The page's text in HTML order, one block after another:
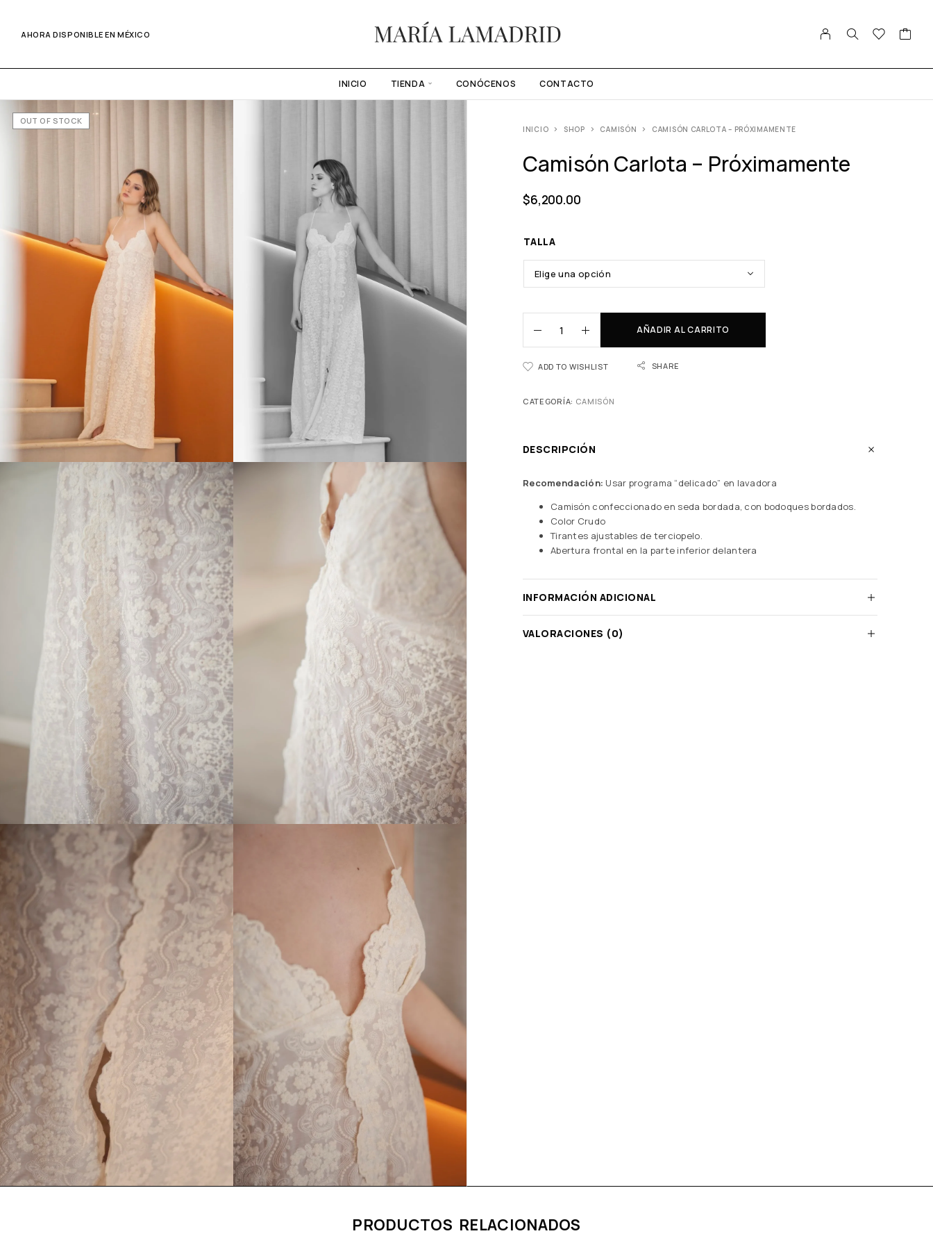
AHORA DISPONIBLE EN MÉXICO
INICIO TIENDA CONÓCENOS CONTACTO
OUT OF STOCK
INICIO SHOP CAMISÓN CAMISÓN CARLOTA – PRÓXIMAMENTE
Camisón Carlota – Próximamente
$6,200.00
TALLA
AÑADIR AL CARRITO
ADD TO WISHLIST SHARE
CATEGORÍA: CAMISÓN
DESCRIPCIÓN
Recomendación: Usar programa “delicado” en lavadora
Camisón confeccionado en seda bordada, con bodoques bordados.
Color Crudo
Tirantes ajustables de terciopelo.
Abertura frontal en la parte inferior delantera
INFORMACIÓN ADICIONAL
VALORACIONES (0)
PRODUCTOS RELACIONADOS